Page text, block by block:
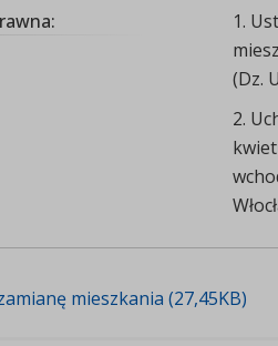
1.
(Dz.
2.
mieszkania (27,45KB)